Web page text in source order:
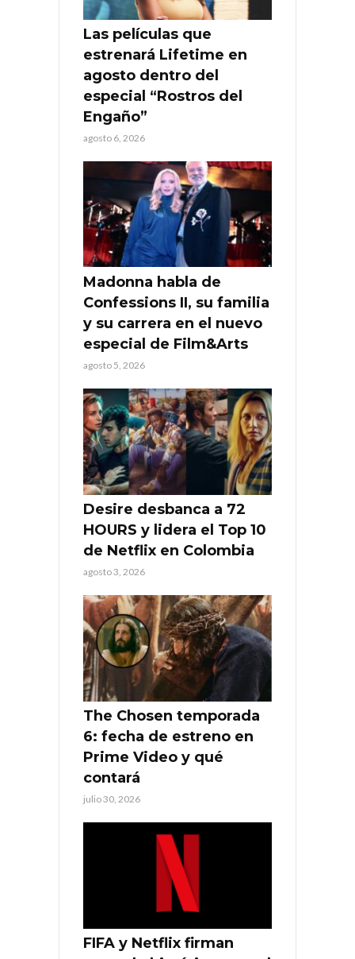
Las películas que
estrenará Lifetime en
agosto dentro del
especial “Rostros del
Engaño”
agosto 6, 2026
Madonna habla de
Confessions II, su familia
y su carrera en el nuevo
especial de Film&Arts
agosto 5, 2026
Desire desbanca a 72
HOURS y lidera el Top 10
de Netflix en Colombia
agosto 3, 2026
The Chosen temporada
6: fecha de estreno en
Prime Video y qué
contará
julio 30, 2026
FIFA y Netflix firman